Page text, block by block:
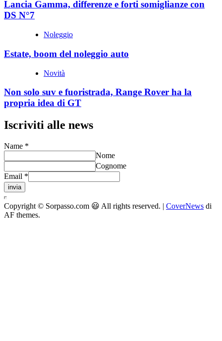
Lancia Gamma, differenze e forti somiglianze con
DS N°7
Noleggio
Estate, boom del noleggio auto
Novità
Non solo suv e fuoristrada, Range Rover ha la
propria idea di GT
Iscriviti alle news
Name *
Nome
Cognome
Email *
invia
Copyright © Sorpasso.com 😃 All rights reserved. | CoverNews di
AF themes.